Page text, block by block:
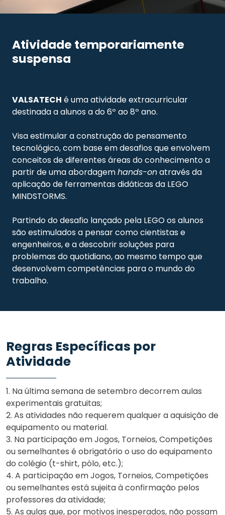
Atividade temporariamente
suspensa
VALSATECH é uma atividade extracurricular
destinada a alunos a do 6º ao 8º ano.
Visa estimular a construção do pensamento
tecnológico, com base em desafios que envolvem
conceitos de diferentes áreas do conhecimento a
partir de uma abordagemhands-onatravés da
aplicação de ferramentas didáticas da LEGO
MINDSTORMS.
Partindo do desafio lançado pela LEGO os alunos
são estimulados a pensar como cientistas e
engenheiros, e a descobrir soluções para
problemas do quotidiano, ao mesmo tempo que
desenvolvem competências para o mundo do
trabalho.
Regras Específicas por
Atividade
1. Na última semana de setembro decorrem aulas
experimentais gratuitas;
2. As atividades não requerem qualquer a aquisição de
equipamento ou material.
3. Na participação em Jogos, Torneios, Competições
ou semelhantes é obrigatório o uso do equipamento
do colégio (t-shirt, pólo, etc.);
4. A participação em Jogos, Torneios, Competições
ou semelhantes está sujeita à confirmação pelos
professores da atividade;
5. As aulas que, por motivos inesperados, não possam